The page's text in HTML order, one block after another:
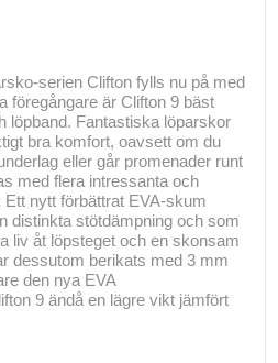
serien Clifton fylls nu på med
föregångare är Clifton 9 bäst
löpband. Fantastiska löparskor
bra komfort, oavsett om du
eller går promenader runt
med flera intressanta och
Ett nytt förbättrat EVA-skum
distinkta stötdämpning och som
liv åt löpsteget och en skonsam
dessutom berikats med 3 mm
den nya EVA
9 ändå en lägre vikt jämfört